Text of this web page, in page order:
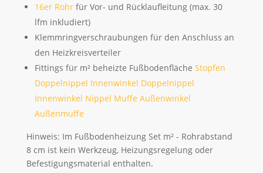
16er Rohr für Vor- und Rücklaufleitung (max. 30
lfm inkludiert)
Klemmringverschraubungen für den Anschluss an
den Heizkreisverteiler
Fittings für m² beheizte Fußbodenfläche Stopfen
Doppelnippel Innenwinkel Doppelnippel
Innenwinkel Nippel Muffe Außenwinkel
Außenmuffe
Hinweis: Im Fußbodenheizung Set m² - Rohrabstand
8 cm ist kein Werkzeug, Heizungsregelung oder
Befestigungsmaterial enthalten.